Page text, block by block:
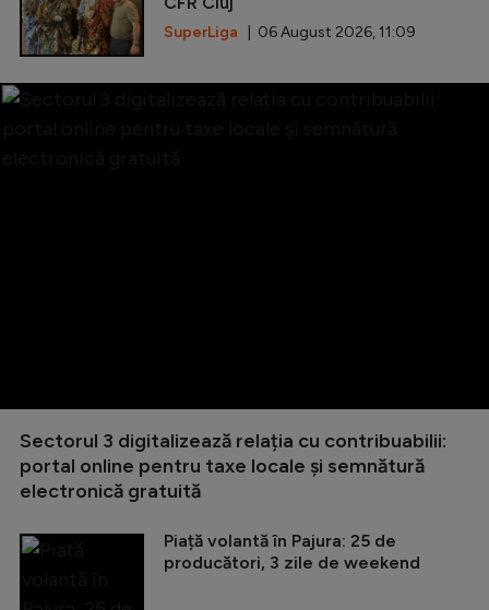
SuperLiga | 06 August 2026, 11:09
Sectorul 3 digitalizează relația cu contribuabilii:
portal online pentru taxe locale și semnătură
electronică gratuită
Piață volantă în Pajura: 25 de
producători, 3 zile de weekend